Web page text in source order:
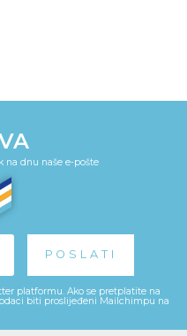
na dnu naše e-pošte
platformu. Ako se pretplatite na
biti proslijeđeni Mailchimpu na